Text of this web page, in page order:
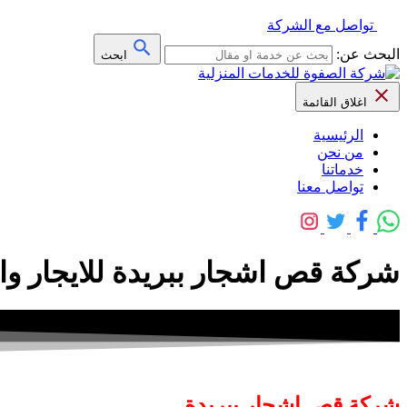
تواصل مع الشركة
البحث عن:
ابحث
اغلاق القائمة
الرئيسية
من نحن
خدماتنا
تواصل معنا
شركة قص اشجار ببريدة للايجار واتس